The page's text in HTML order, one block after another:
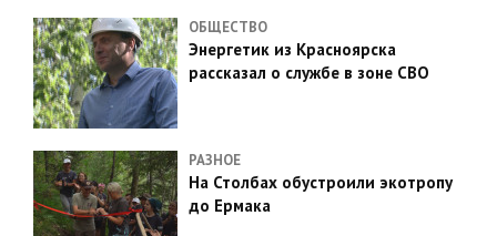
ОБЩЕСТВО
Энергетик из Красноярска
рассказал о службе в зоне СВО
РАЗНОЕ
На Столбах обустроили экотропу
до Ермака